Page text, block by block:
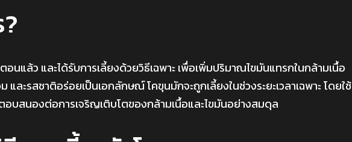
อนแล้ว และได้รับการเลี้ยงด้วยวิธีเฉพาะ เพื่อเพิ่มปริมาณไขมันแทรกในกล้ามเนื้อ
และรสชาติอร่อยเป็นเอกลักษณ์ โคขุนมักจะถูกเลี้ยงในช่วงระยะเวลาเฉพาะ โดยใช้
บสนองต่อการเจริญเติบโตของกล้ามเนื้อและไขมันอย่างสมดุล